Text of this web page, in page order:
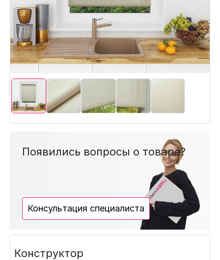
Появились вопросы о товаре?
Консультация специалиста
Конструктор